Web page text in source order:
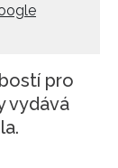
pro
vydává